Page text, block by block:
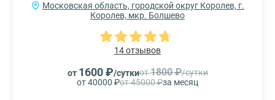
Московская область, городской округ Королев, г.
Королев, мкр. Болшево
14 отзывов
от 1600 ₽/суткиот1800 ₽/сутки
от 40000 ₽от 45000 ₽за месяц